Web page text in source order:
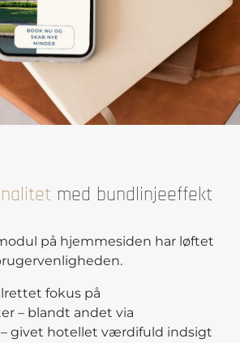
med bundlinjeeffekt
på hjemmesiden har løftet
fokus på
– blandt andet via
givet hotellet værdifuld indsigt